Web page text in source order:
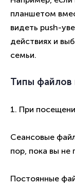
планшетом
видеть push-
действиях и
семьи.
Типы файлов
1. При
Сеансовые
пор, пока вы не
Постоянные